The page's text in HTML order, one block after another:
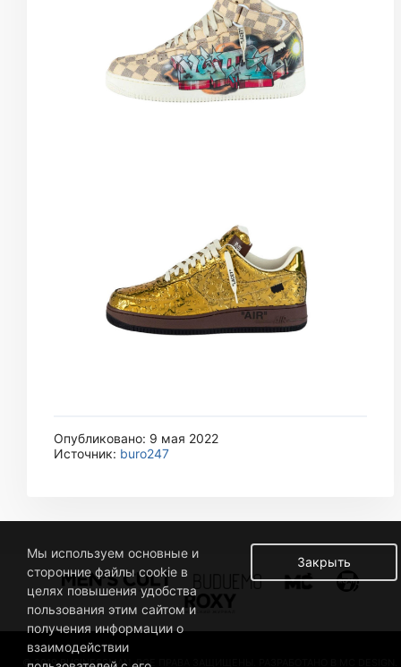
Опубликовано: 9 мая 2022
Источник: buro247
© 2019 BUSINESSMAN. ВСЕ ПРАВА ЗАЩИЩЕНЫ. РАЗРАБОТАНО В MC DESIGN.
Закрыть
Мы используем основные и
сторонние файлы cookie в
целях повышения удобства
пользования этим сайтом и
получения информации о
взаимодействии